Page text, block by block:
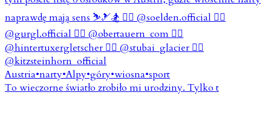
To wieczorne światło zrobiło mi urodziny. Tylko t